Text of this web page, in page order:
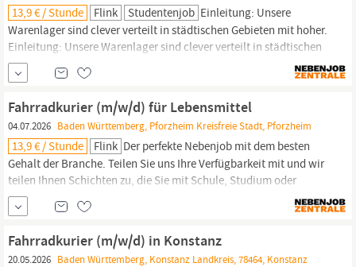
13,9 € / Stunde Flink Studentenjob Einleitung: Unsere
Warenlager sind clever verteilt in städtischen Gebieten mit hoher.
Einleitung: Unsere Warenlager sind clever verteilt in städtischen
Gebieten mit hoher Bevölkerungsdichte und ermöglichen mit
Hilfe unserer E-Bikes-Flotte die schnellste Lebensmittel-Lieferung
weit und breit. Flink ist der führende Schnelllieferdienst für
Supermarkt-Produkte in...
Fahrradkurier (m/w/d) für Lebensmittel
04.07.2026 Baden Württemberg, Pforzheim Kreisfreie Stadt, Pforzheim
13,9 € / Stunde Flink Der perfekte Nebenjob mit dem besten
Gehalt der Branche. Teilen Sie uns Ihre Verfügbarkeit mit und wir
teilen Ihnen Schichten zu, die Sie mit Schule, Studium oder
Hobbys vereinbaren können. Einleitung: Unsere Warenlager sind
clever verteilt in städtischen Gebieten mit hoher
Bevölkerungsdichte und ermöglichen mit Hilfe unserer E-Bikes-
Flotte die schnellste Lebensmittel...
Fahrradkurier (m/w/d) in Konstanz
20.05.2026 Baden Württemberg, Konstanz Landkreis, 78464, Konstanz